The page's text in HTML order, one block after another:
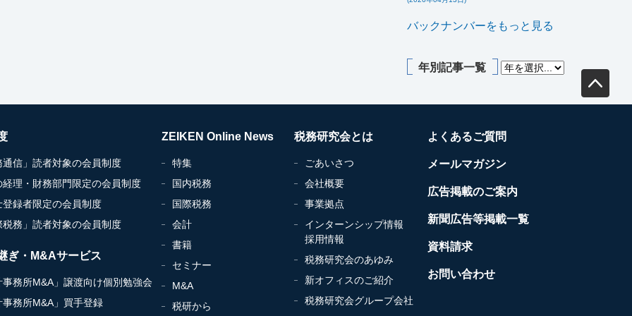
バックナンバーをもっと見る
年別記事一覧
通信」読者対象の会員制度
経理・財務部門限定の会員制度
登録者限定の会員制度
税務」読者対象の会員制度
ぎ・M&Aサービス
事務所M&A」譲渡向け個別勉強会
事務所M&A」買手登録
ZEIKEN Online News
特集
国内税務
国際税務
会計
書籍
セミナー
M&A
税研から
税務研究会とは
ごあいさつ
会社概要
事業拠点
インターンシップ情報
採用情報
税務研究会のあゆみ
新オフィスのご紹介
税務研究会グループ会社
よくあるご質問
メールマガジン
広告掲載のご案内
新聞広告等掲載一覧
資料請求
お問い合わせ